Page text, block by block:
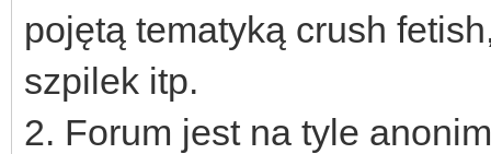
pojętą tematyką crush
szpilek itp.
2. Forum jest na tyle